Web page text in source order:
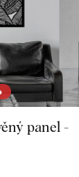
panel -